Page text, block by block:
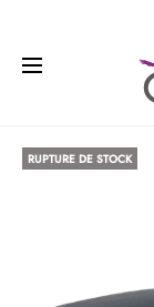
RUPTURE DE STOCK